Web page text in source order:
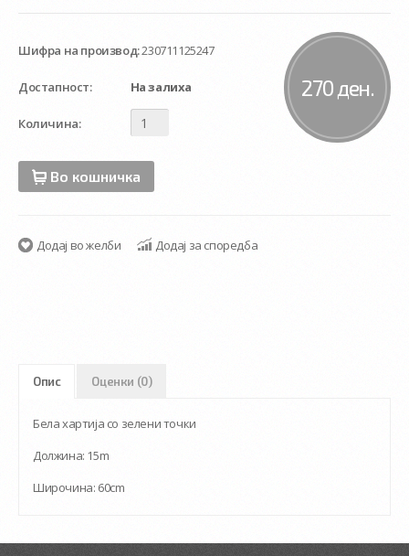
270 ден.
Шифра на производ:230711125247
Достапност: На залиха
Количина:
Во кошничка
Додај во желби Додај за споредба
Опис Оценки (0)
Бела хартија со зелени точки
Должина: 15m
Широчина: 60cm